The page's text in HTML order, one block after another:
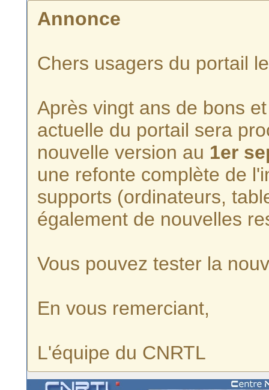
Annonce
Chers usagers du portail
Après vingt ans de bons
actuelle du portail sera
nouvelle version au 1er
une refonte complète de
supports (ordinateurs,
également de nouvelles
Vous pouvez tester la
En vous remerciant,
L'équipe du CNRTL